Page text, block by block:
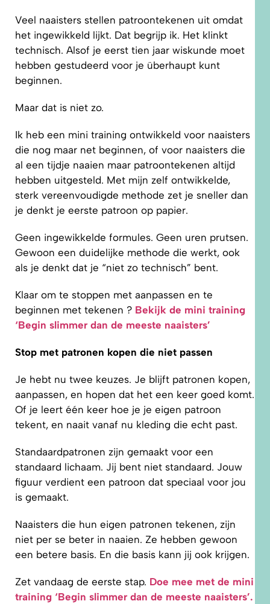
Veel naaisters stellen patroontekenen uit omdat
het ingewikkeld lijkt. Dat begrijp ik. Het klinkt
technisch. Alsof je eerst tien jaar wiskunde moet
hebben gestudeerd voor je überhaupt kunt
beginnen.
Maar dat is niet zo.
Ik heb een mini training ontwikkeld voor naaisters
die nog maar net beginnen, of voor naaisters die
al een tijdje naaien maar patroontekenen altijd
hebben uitgesteld. Met mijn zelf ontwikkelde,
sterk vereenvoudigde methode zet je sneller dan
je denkt je eerste patroon op papier.
Geen ingewikkelde formules. Geen uren prutsen.
Gewoon een duidelijke methode die werkt, ook
als je denkt dat je “niet zo technisch” bent.
Klaar om te stoppen met aanpassen en te
beginnen met tekenen ? Bekijk de mini training
‘Begin slimmer dan de meeste naaisters’
Stop met patronen kopen die niet passen
Je hebt nu twee keuzes. Je blijft patronen kopen,
aanpassen, en hopen dat het een keer goed komt.
Of je leert één keer hoe je je eigen patroon
tekent, en naait vanaf nu kleding die echt past.
Standaardpatronen zijn gemaakt voor een
standaard lichaam. Jij bent niet standaard. Jouw
figuur verdient een patroon dat speciaal voor jou
is gemaakt.
Naaisters die hun eigen patronen tekenen, zijn
niet per se beter in naaien. Ze hebben gewoon
een betere basis. En die basis kann jij ook krijgen.
Zet vandaag de eerste stap. Doe mee met de mini
training ‘Begin slimmer dan de meeste naaisters’.